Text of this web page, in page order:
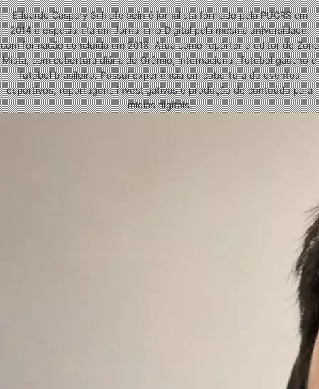
Eduardo Caspary Schiefelbein é jornalista formado pela PUCRS em
2014 e especialista em Jornalismo Digital pela mesma universidade,
com formação concluída em 2018. Atua como repórter e editor do Zona
Mista, com cobertura diária de Grêmio, Internacional, futebol gaúcho e
futebol brasileiro. Possui experiência em cobertura de eventos
esportivos, reportagens investigativas e produção de conteúdo para
mídias digitais.